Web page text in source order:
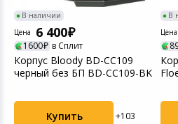
В наличии
Цена
6 400
1600 в Сплит
Корпус Bloody BD-CC109
черный без БП BD-CC109-BK
Купить +103
В
Цена